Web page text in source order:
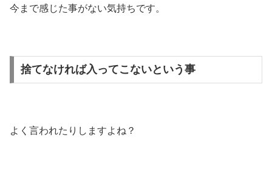
今まで感じた事がない気持ちです。
捨てなければ入ってこないという事
よく言われたりしますよね？